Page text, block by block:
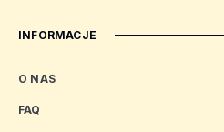
INFORMACJE
O NAS
FAQ